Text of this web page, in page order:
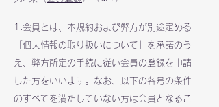
1.会員とは、本規約および弊方が別途定める
「個人情報の取り扱いについて」を承諾のう
え、弊方所定の手続に従い会員の登録を申請
した方をいいます。なお、以下の各号の条件
のすべてを満たしていない方は会員となるこ